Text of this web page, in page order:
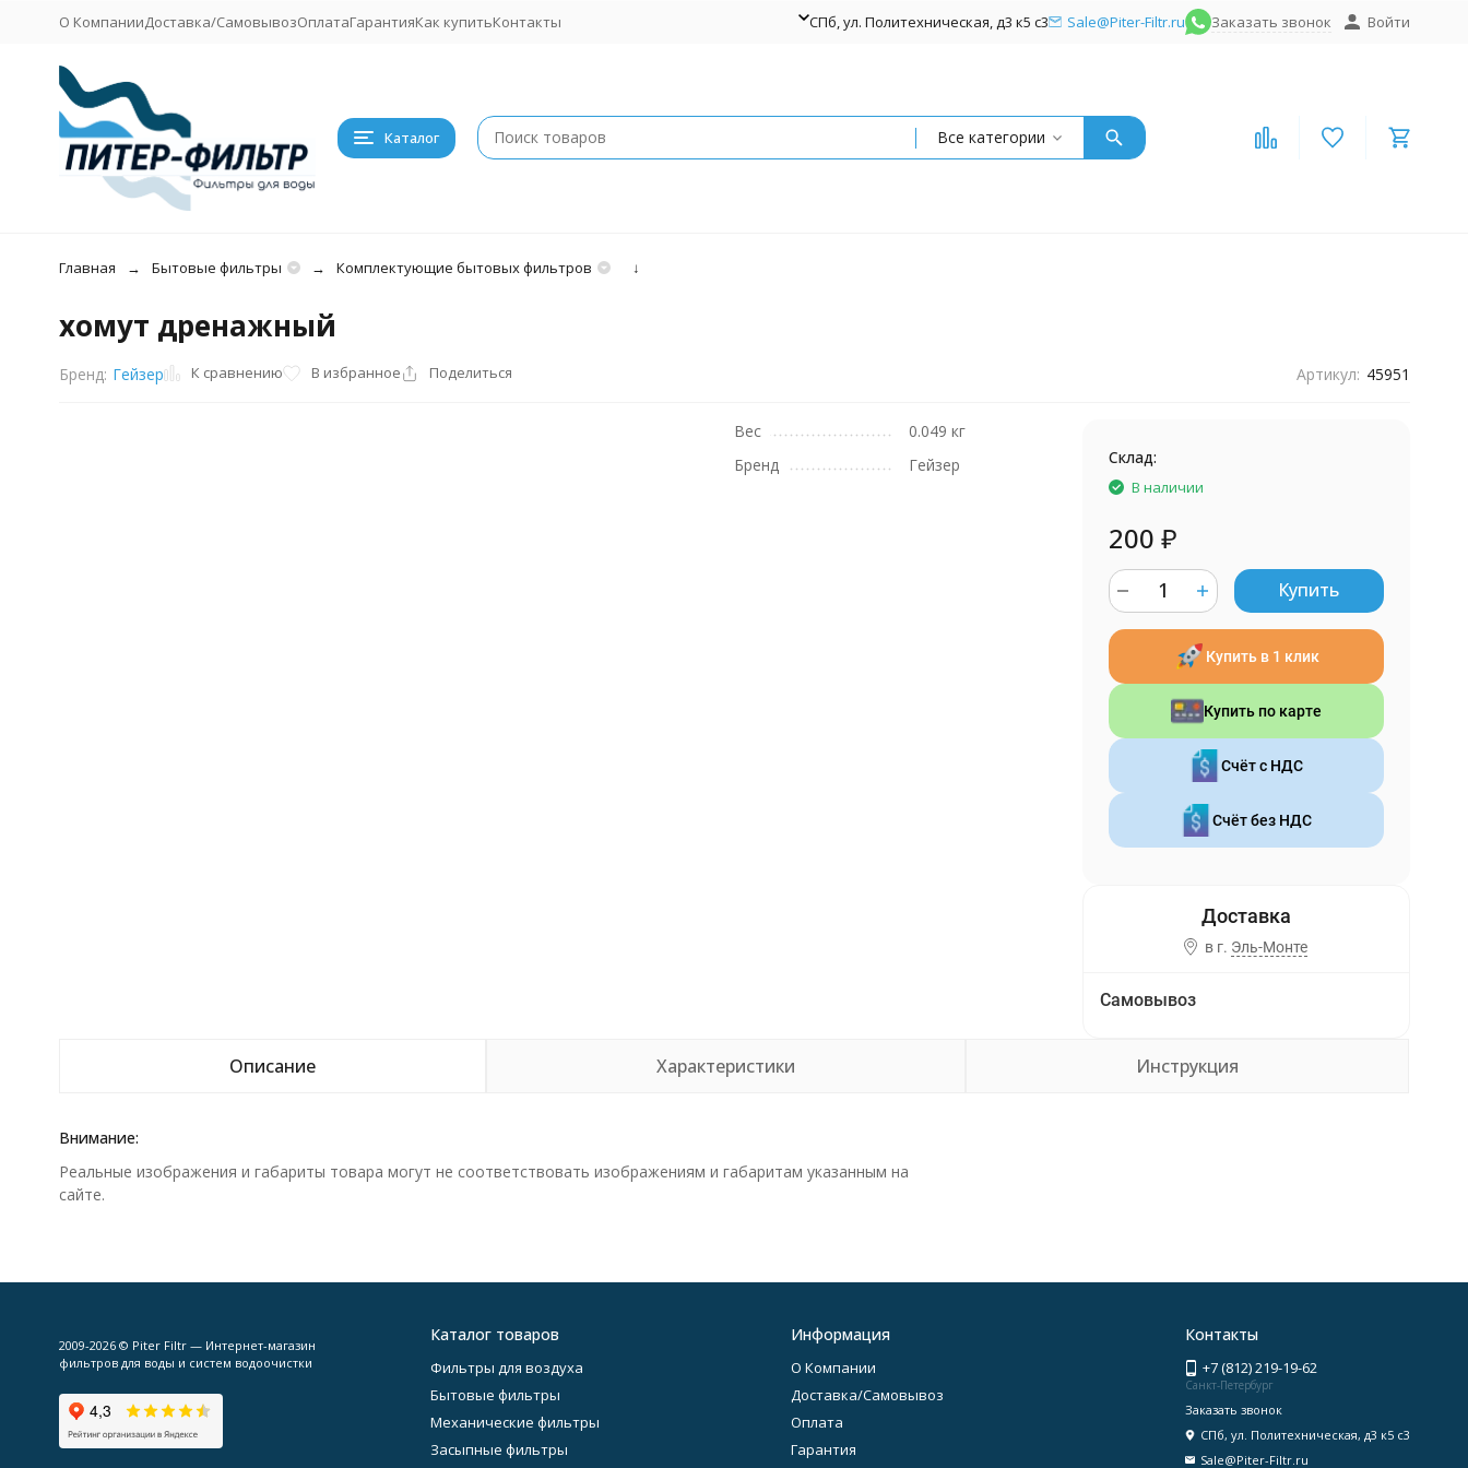
О КомпанииДоставка/СамовывозОплатаГарантияКак купитьКонтакты СПб, ул. Политехническая, д3 к5 с3 Sale@Piter-Filtr.ru Заказать звонок Войти
Каталог Все категории
Главная Бытовые фильтры Комплектующие бытовых фильтров ↓
хомут дренажный
Бренд: Гейзер К сравнению В избранное Поделиться Артикул: 45951
Вес
0.049 кг
Бренд
Гейзер Склад:
В наличии
200 ₽
Купить
Купить в 1 клик
Купить по карте
Счёт с НДС
Счёт без НДС
в г. Эль-Монте
Самовывоз
Описание Характеристики Инструкция
Внимание:
Реальные изображения и габариты товара могут не соответствовать изображениям и габаритам указанным на
сайте.
2009-2026 © Piter Filtr — Интернет-магазин
фильтров для воды и систем водоочистки
Каталог товаров
Фильтры для воздуха
Бытовые фильтры
Механические фильтры
Засыпные фильтры
Информация
О Компании
Доставка/Самовывоз
Оплата
Гарантия
Контакты
+7 (812) 219-19-62
Санкт-Петербург
Заказать звонок
СПб, ул. Политехническая, д3 к5 с3
Sale@Piter-Filtr.ru